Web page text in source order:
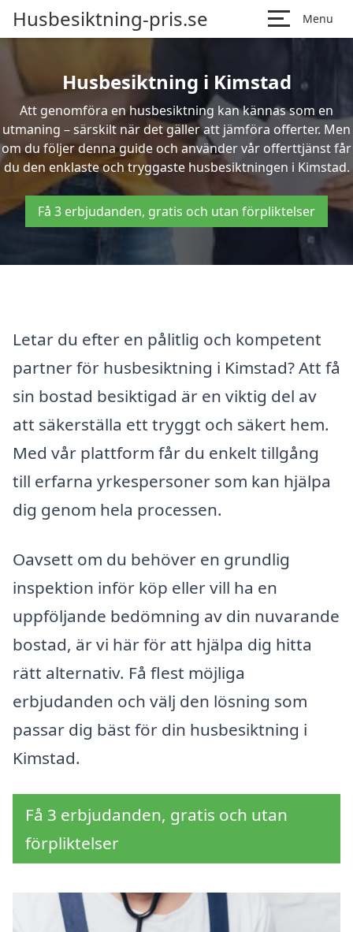
Husbesiktning-pris.se Menu
Husbesiktning i Kimstad
Att genomföra en husbesiktning kan kännas som en
utmaning – särskilt när det gäller att jämföra offerter. Men
om du följer denna guide och använder vår offerttjänst får
du den enklaste och tryggaste husbesiktningen i Kimstad.
Få 3 erbjudanden, gratis och utan förpliktelser
Letar du efter en pålitlig och kompetent
partner för husbesiktning i Kimstad? Att få
sin bostad besiktigad är en viktig del av
att säkerställa ett tryggt och säkert hem.
Med vår plattform får du enkelt tillgång
till erfarna yrkespersoner som kan hjälpa
dig genom hela processen.
Oavsett om du behöver en grundlig
inspektion inför köp eller vill ha en
uppföljande bedömning av din nuvarande
bostad, är vi här för att hjälpa dig hitta
rätt alternativ. Få flest möjliga
erbjudanden och välj den lösning som
passar dig bäst för din husbesiktning i
Kimstad.
Få 3 erbjudanden, gratis och utan
förpliktelser